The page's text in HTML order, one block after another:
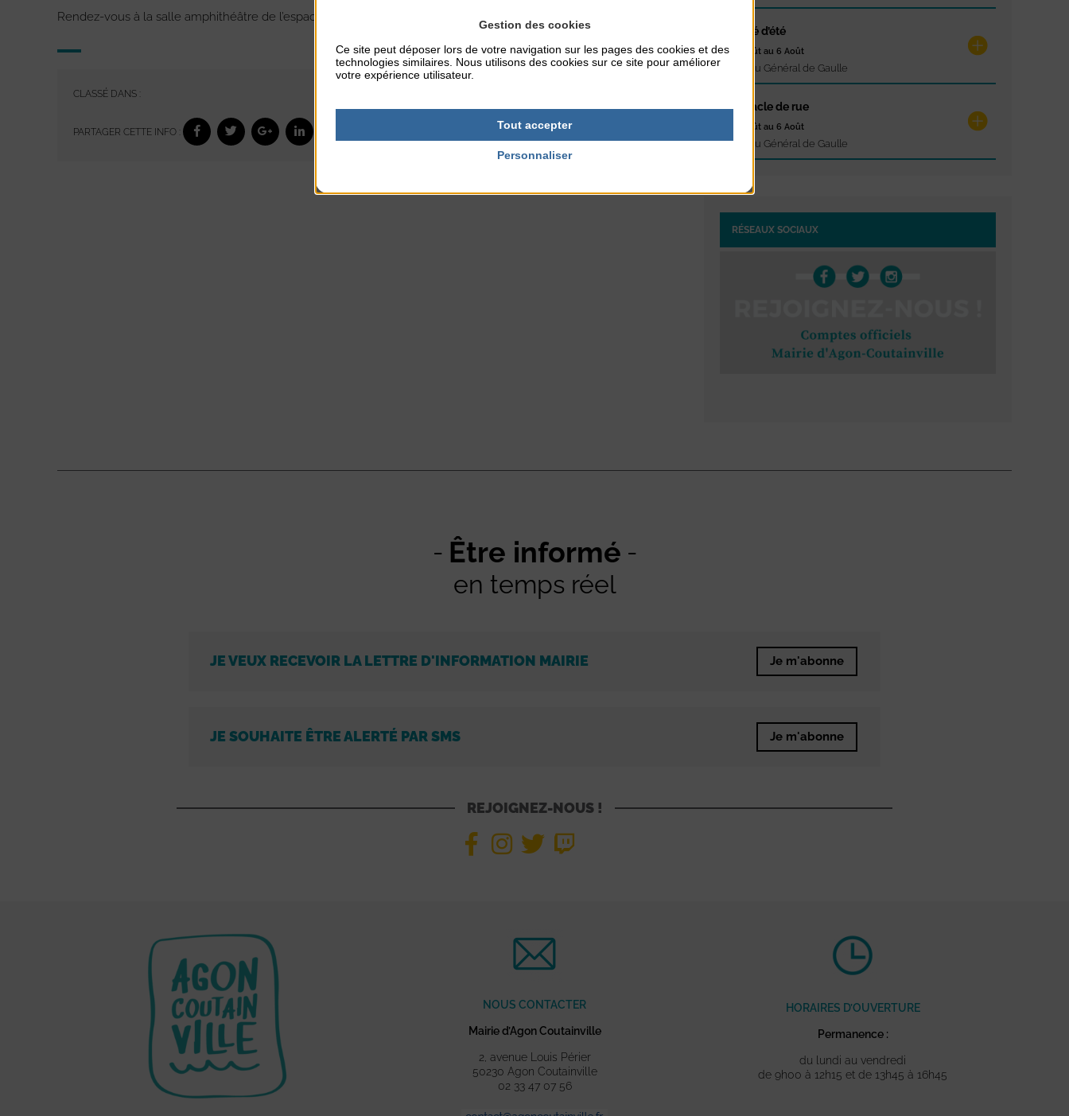
Rendez-vous à la salle amphithéâtre de l’espace culturel, avenue Roosevelt.
CLASSÉ DANS :
PARTAGER CETTE INFO :
Marché d’été
du 6 Août au 6 Août
Place du Général de Gaulle
Spectacle de rue
du 6 Août au 6 Août
Place du Général de Gaulle
RÉSEAUX SOCIAUX
Être informé
en temps réel
JE VEUX RECEVOIR LA LETTRE D'INFORMATION MAIRIE Je m'abonne
JE SOUHAITE ÊTRE ALERTÉ PAR SMS Je m'abonne
REJOIGNEZ-NOUS !
NOUS CONTACTER
Mairie d’Agon Coutainville
2, avenue Louis Périer
50230 Agon Coutainville
02 33 47 07 56
HORAIRES D’OUVERTURE
Permanence :
du lundi au vendredi
de 9h00 à 12h15 et de 13h45 à 16h45
Gestion des cookies
Ce site peut déposer lors de votre navigation sur les pages des cookies et des
technologies similaires. Nous utilisons des cookies sur ce site pour améliorer
votre expérience utilisateur.
Tout accepter
Personnaliser